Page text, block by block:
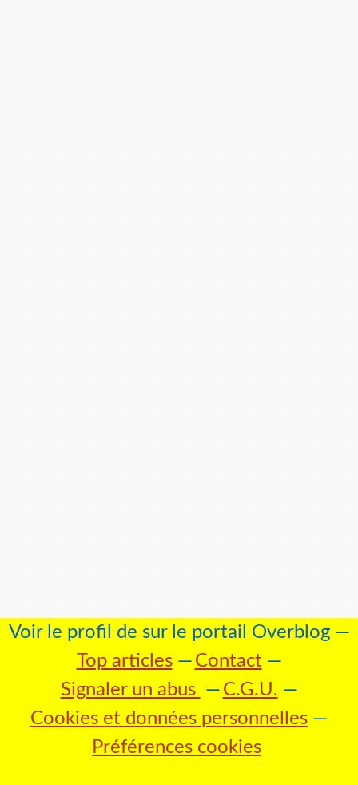
Voir le profil de sur le portail Overblog
Top articles
Contact
Signaler un abus
C.G.U.
Cookies et données personnelles
Préférences cookies